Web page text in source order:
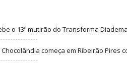
o 13º mutirão do Transforma
começa em Ribeirão Pires